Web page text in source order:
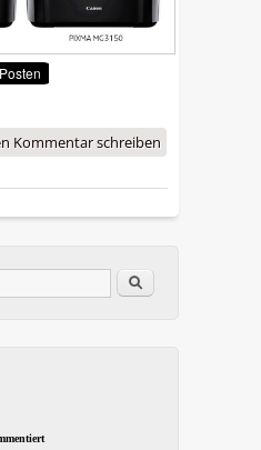
Canon Pixma
CL-541 Tintenpatronen
Kommentar schreiben
Im Blog suchen